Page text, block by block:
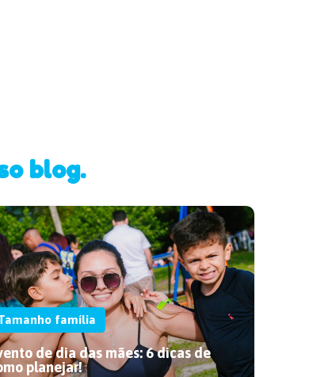
blog.
família
de dia das mães: 6 dicas de
planejar!